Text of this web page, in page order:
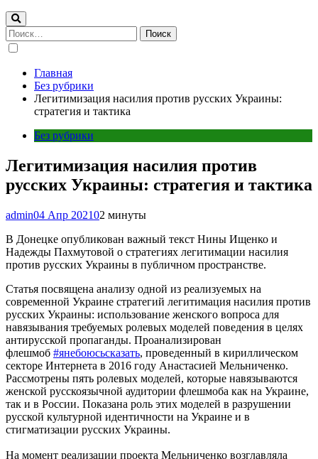
Найти:
Главная
Без рубрики
Легитимизация насилия против русских Украины:
стратегия и тактика
Без рубрики
Легитимизация насилия против
русских Украины: стратегия и тактика
admin04 Апр 202102 минуты
В Донецке опубликован важный текст Нины Ищенко и
Надежды Пахмутовой о стратегиях легитимации насилия
против русских Украины в публичном пространстве.
Статья посвящена анализу одной из реализуемых на
современной Украине стратегий легитимация насилия против
русских Украины: использование женского вопроса для
навязывания требуемых ролевых моделей поведения в целях
антирусской пропаганды. Проанализирован
флешмоб #янебоюсьсказать, проведенный в кириллическом
секторе Интернета в 2016 году Анастасией Мельниченко.
Рассмотрены пять ролевых моделей, которые навязываются
женской русскоязычной аудитории флешмоба как на Украине,
так и в России. Показана роль этих моделей в разрушении
русской культурной идентичности на Украине и в
стигматизации русских Украины.
На момент реализации проекта Мельниченко возглавляла